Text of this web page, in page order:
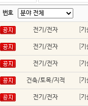
번호
전기/전자 기
전기/전자 기
전기/전자 기
건축/토목/지적 기
전기/전자 기